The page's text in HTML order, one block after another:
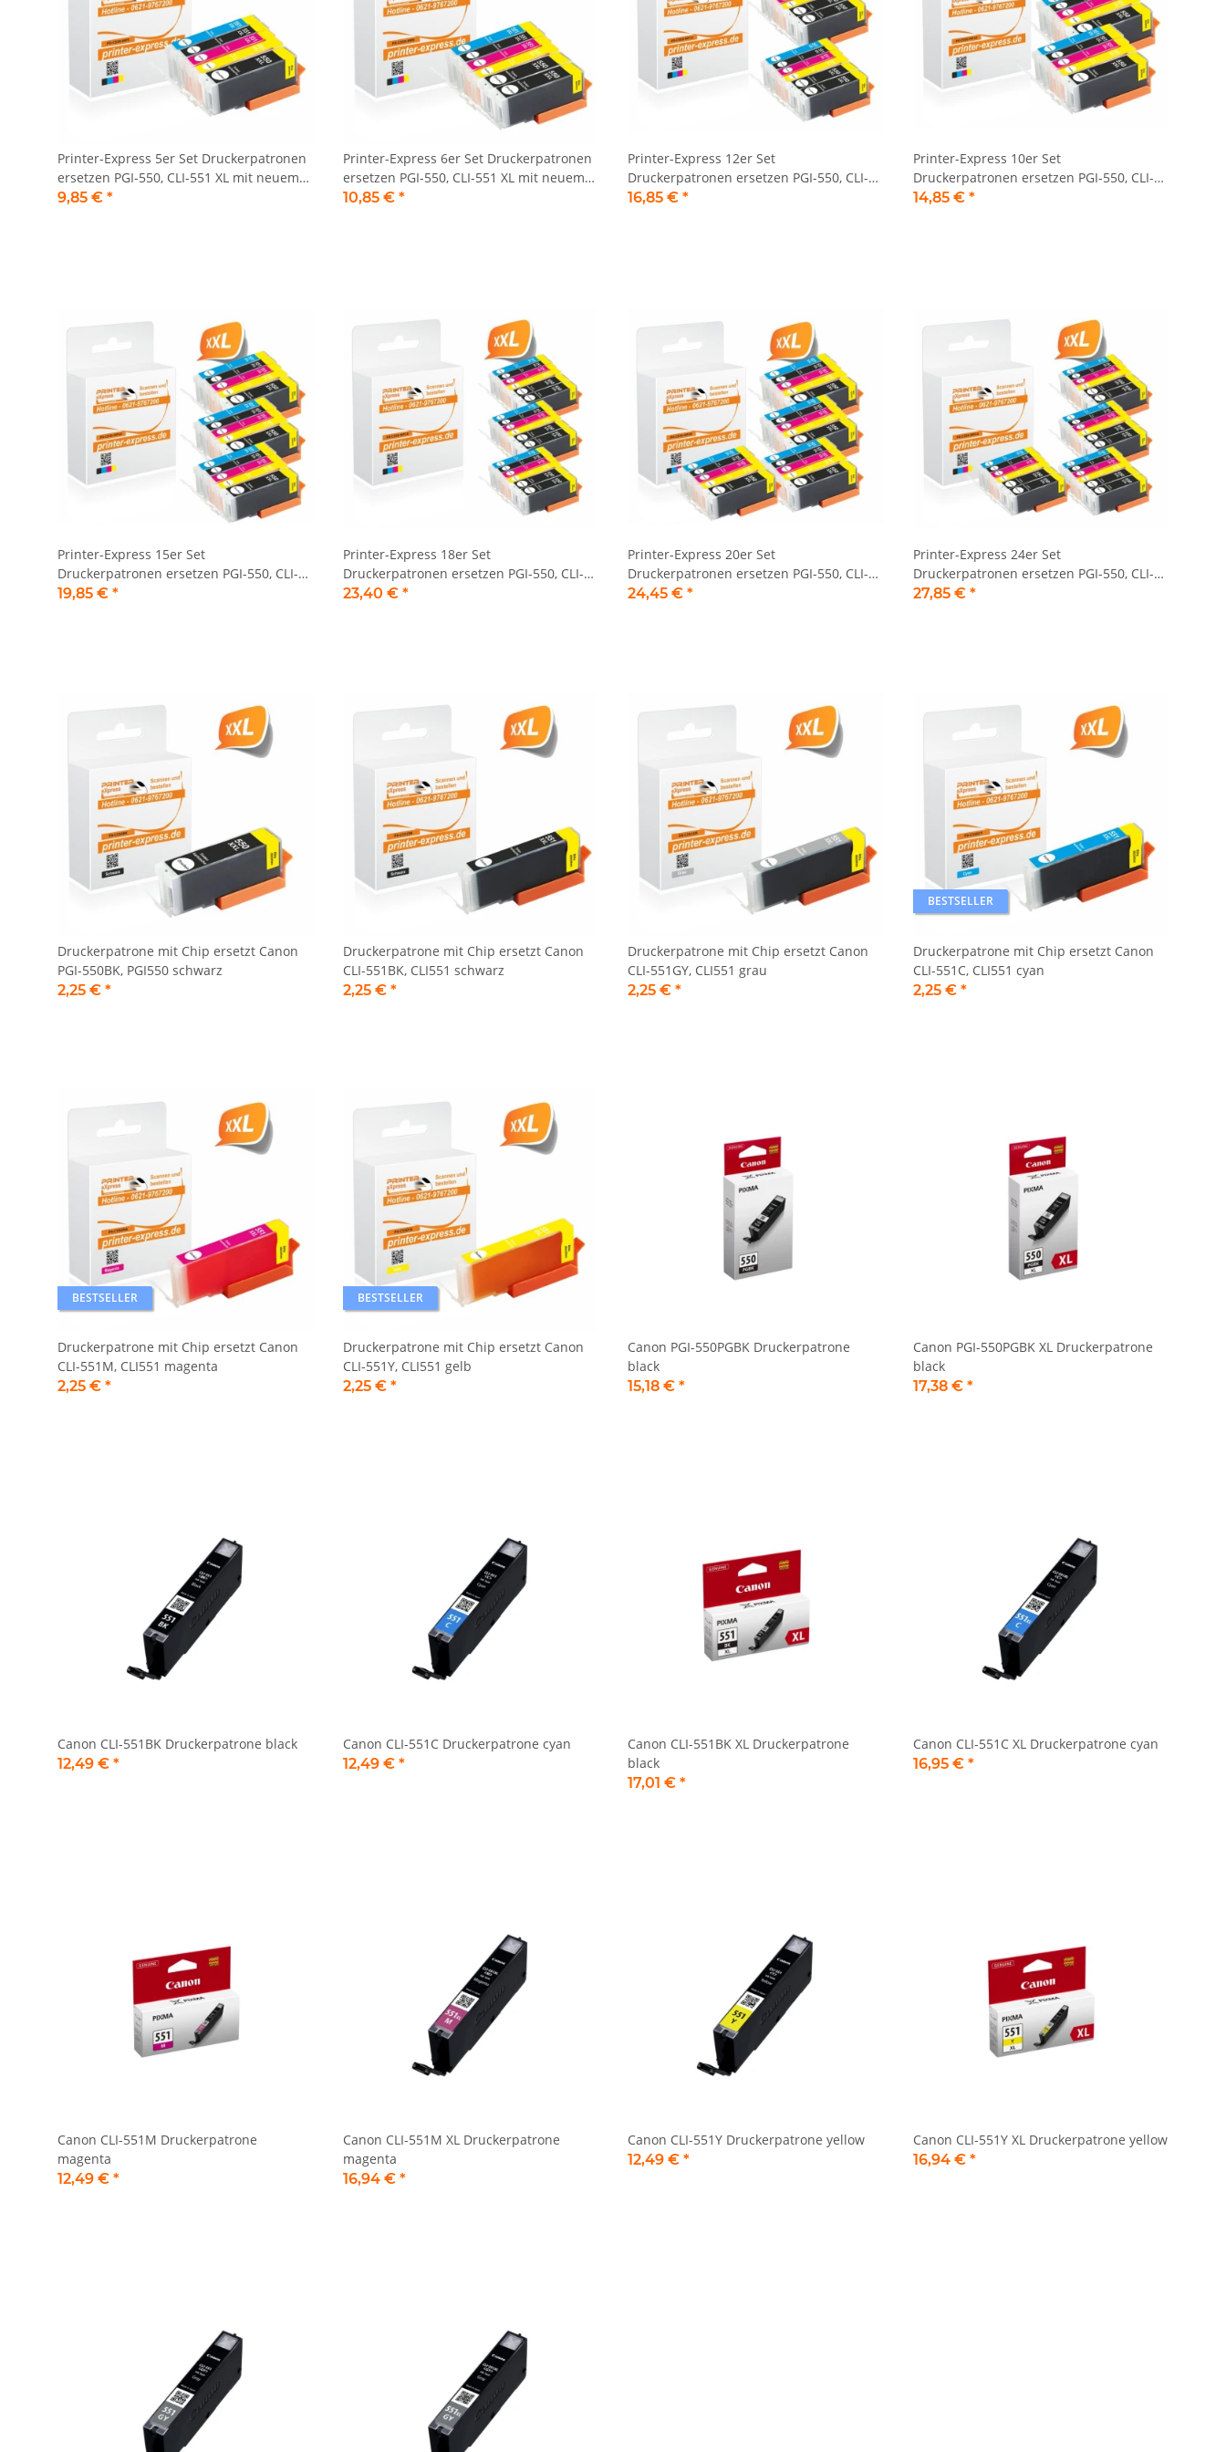
Printer-Express 5er Set Druckerpatronen
ersetzen PGI-550, CLI-551 XL mit neuem
Chip
9,85 € *
Printer-Express 6er Set Druckerpatronen
ersetzen PGI-550, CLI-551 XL mit neuem
Chip
10,85 € *
Printer-Express 12er Set
Druckerpatronen ersetzen PGI-550, CLI-
551 XL mit neuem Chip
16,85 € *
Printer-Express 10er Set
Druckerpatronen ersetzen PGI-550, CLI-
551 XL mit neuem Chip
14,85 € *
Printer-Express 15er Set
Druckerpatronen ersetzen PGI-550, CLI-
551 XL mit neuem Chip
19,85 € *
Printer-Express 18er Set
Druckerpatronen ersetzen PGI-550, CLI-
551 XL mit neuem Chip
23,40 € *
Printer-Express 20er Set
Druckerpatronen ersetzen PGI-550, CLI-
551 XL mit neuem Chip
24,45 € *
Printer-Express 24er Set
Druckerpatronen ersetzen PGI-550, CLI-
551 XL mit neuem Chip
27,85 € *
Druckerpatrone mit Chip ersetzt Canon
PGI-550BK, PGI550 schwarz
2,25 € *
Druckerpatrone mit Chip ersetzt Canon
CLI-551BK, CLI551 schwarz
2,25 € *
Druckerpatrone mit Chip ersetzt Canon
CLI-551GY, CLI551 grau
2,25 € *
BESTSELLER
Druckerpatrone mit Chip ersetzt Canon
CLI-551C, CLI551 cyan
2,25 € *
BESTSELLER
Druckerpatrone mit Chip ersetzt Canon
CLI-551M, CLI551 magenta
2,25 € *
BESTSELLER
Druckerpatrone mit Chip ersetzt Canon
CLI-551Y, CLI551 gelb
2,25 € *
Canon PGI-550PGBK Druckerpatrone
black
15,18 € *
Canon PGI-550PGBK XL Druckerpatrone
black
17,38 € *
Canon CLI-551BK Druckerpatrone black
12,49 € *
Canon CLI-551C Druckerpatrone cyan
12,49 € *
Canon CLI-551BK XL Druckerpatrone
black
17,01 € *
Canon CLI-551C XL Druckerpatrone cyan
16,95 € *
Canon CLI-551M Druckerpatrone
magenta
12,49 € *
Canon CLI-551M XL Druckerpatrone
magenta
16,94 € *
Canon CLI-551Y Druckerpatrone yellow
12,49 € *
Canon CLI-551Y XL Druckerpatrone yellow
16,94 € *